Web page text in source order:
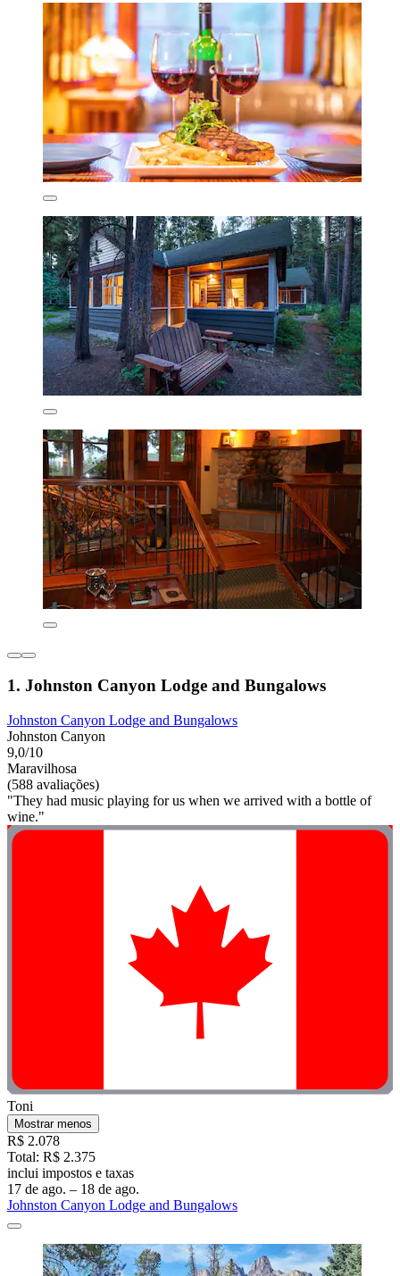
1. Johnston Canyon Lodge and Bungalows
Johnston Canyon Lodge and Bungalows
Johnston Canyon
9,0/10
Maravilhosa
(588 avaliações)
"They had music playing for us when we arrived with a bottle of
wine."
Toni
Mostrar menos
R$ 2.078
Total: R$ 2.375
inclui impostos e taxas
17 de ago. – 18 de ago.
Johnston Canyon Lodge and Bungalows